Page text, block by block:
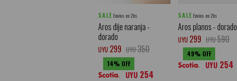
SALE Envíos en 2hs
Aros dije naranja -
dorado
UYU 299 UYU350
14
UYU 254
SALE Envíos en 2hs
Aros planos - dorado
UYU 299 UYU590
49
UYU 254